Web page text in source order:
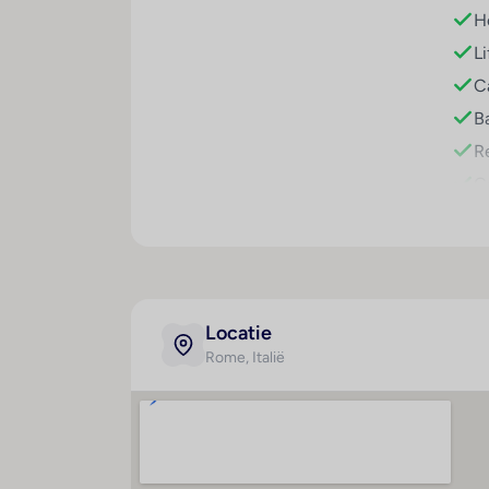
De vakantiegangers kunnen op het
Er is een grote keuze uit gastronomische
middagmaaltijd geserveerd.
Locatie
Rome, Italië